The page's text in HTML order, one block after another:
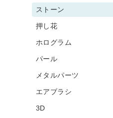
ストーン
押し花
ホログラム
パール
メタルパーツ
エアブラシ
3D